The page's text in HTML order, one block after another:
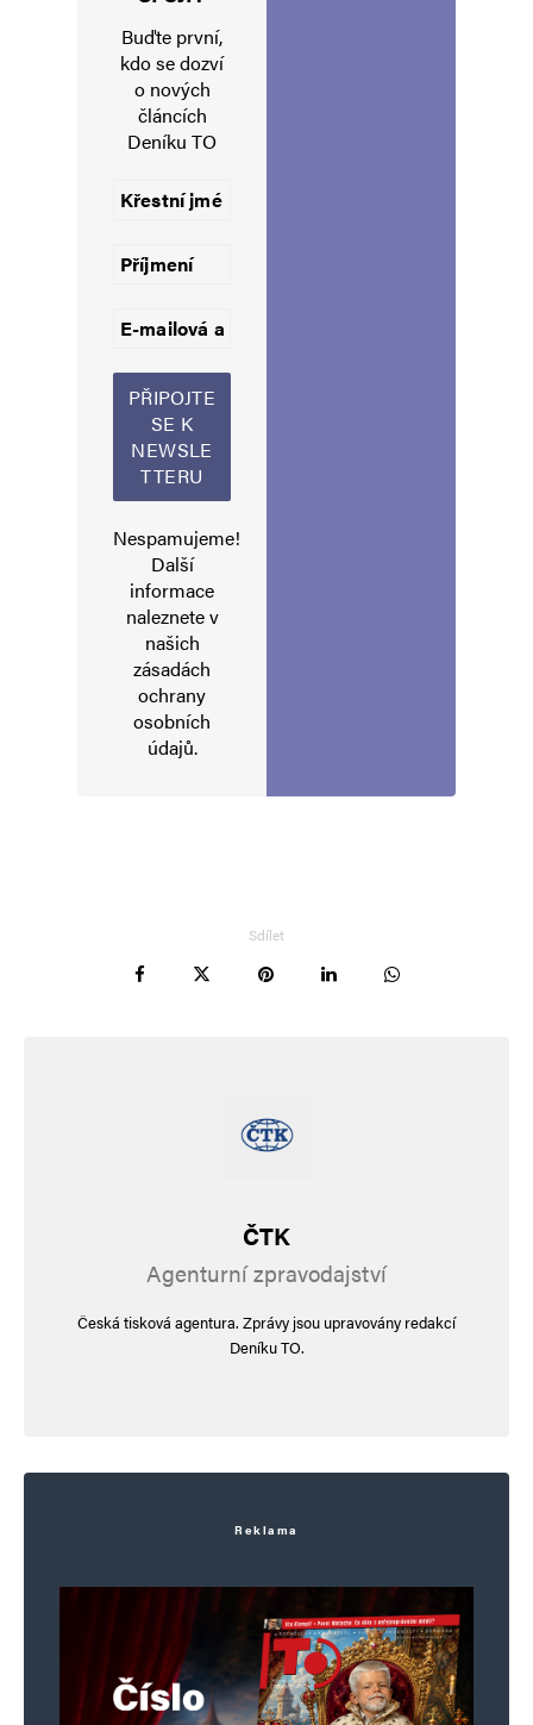
Uložit do prohlížeče jméno, e-mail a webovou stránku pro budoucí
Informujte mě o nových příspěvcích e-mailem.
Alternative:
Buďte první,
kdo se dozví
o nových
článcích
Deníku TO
Nespamujeme!
Další
informace
naleznete v
našich
zásadách
ochrany
osobních
údajů.
Sdílet
ČTK
Agenturní zpravodajství
Česká tisková agentura. Zprávy jsou upravovány redakcí
Deníku TO.
Reklama